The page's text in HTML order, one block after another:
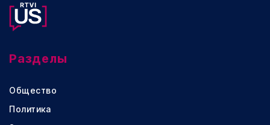
Разделы
Общество
Политика